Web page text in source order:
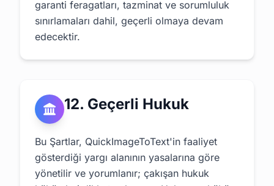
garanti feragatları, tazminat ve sorumluluk
sınırlamaları dahil, geçerli olmaya devam
edecektir.
12. Geçerli Hukuk
Bu Şartlar, QuickImageToText'in faaliyet
gösterdiği yargı alanının yasalarına göre
yönetilir ve yorumlanır; çakışan hukuk